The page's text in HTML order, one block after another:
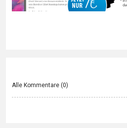
Alle Kommentare (0)